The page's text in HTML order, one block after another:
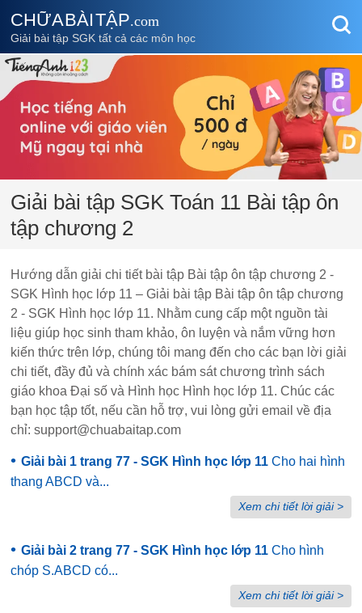
CHỮA BÀI TẬP.com
Giải bài tập SGK tất cả các môn học
Giải bài tập SGK Toán 11 Bài tập ôn
tập chương 2
Hướng dẫn giải chi tiết bài tập Bài tập ôn tập chương 2 -
SGK Hình học lớp 11 – Giải bài tập Bài tập ôn tập chương
2 - SGK Hình học lớp 11. Nhằm cung cấp một nguồn tài
liệu giúp học sinh tham khảo, ôn luyện và nắm vững hơn
kiến thức trên lớp, chúng tôi mang đến cho các bạn lời giải
chi tiết, đầy đủ và chính xác bám sát chương trình sách
giáo khoa Đại số và Hình học Hình học lớp 11. Chúc các
bạn học tập tốt, nếu cần hỗ trợ, vui lòng gửi email về địa
chỉ: support@chuabaitap.com
• Giải bài 1 trang 77 - SGK Hình học lớp 11 Cho hai hình
thang ABCD và...
Xem chi tiết lời giải >
• Giải bài 2 trang 77 - SGK Hình học lớp 11 Cho hình
chóp S.ABCD có...
Xem chi tiết lời giải >